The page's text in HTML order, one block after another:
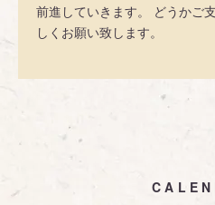
前進していきます。 どうかご
しくお願い致します。